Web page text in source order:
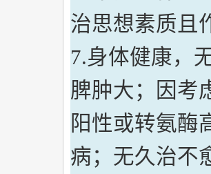
治思想素质且
7.身体健康，
脾肿大；因考
阳性或转氨酶
病；无久治不